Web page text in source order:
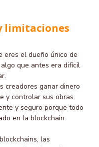
limitaciones
eres el dueño único de
que antes era difícil
creadores ganar dinero
y controlar sus obras.
y seguro porque todo
en la blockchain.
las